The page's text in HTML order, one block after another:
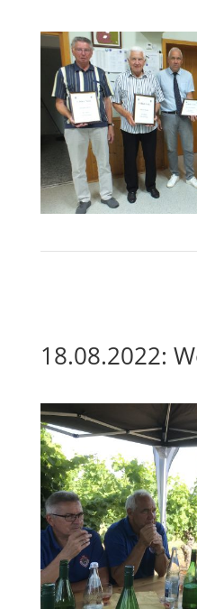
18.08.2022: